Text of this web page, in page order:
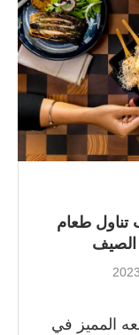
تناول طعام
الصيف
المميز في